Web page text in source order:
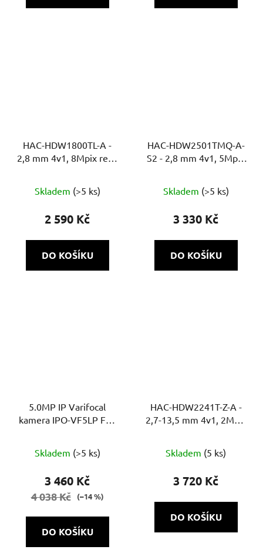
HAC-HDW1800TL-A -
2,8 mm 4v1, 8Mpix real-
Skladem (>5 ks)
2 590 Kč
DO KOŠÍKU
HAC-HDW2501TMQ-A-
S2 - 2,8 mm 4v1, 5Mpix
Skladem (>5 ks)
3 330 Kč
DO KOŠÍKU
5.0MP IP Varifocal
kamera IPO-VF5LP Full
Skladem (>5 ks)
3 460 Kč
4 038 Kč (–14 %)
DO KOŠÍKU
HAC-HDW2241T-Z-A -
2,7-13,5 mm 4v1, 2Mpix
Skladem (5 ks)
3 720 Kč
DO KOŠÍKU